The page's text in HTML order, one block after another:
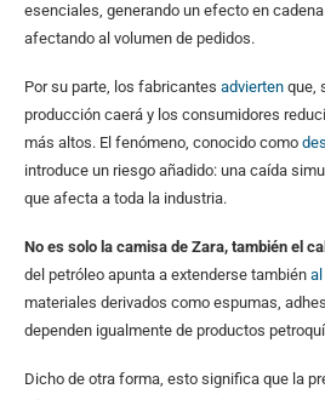
esenciales, generando un efecto en
afectando al volumen de pedidos.
Por su parte, los fabricantes advierten que,
producción caerá y los consumidores
más altos. El fenómeno, conocido como
introduce un riesgo añadido: una caída
que afecta a toda la industria.
No es solo la camisa de Zara, también el
del petróleo apunta a extenderse también
materiales derivados como espumas,
dependen igualmente de productos
Dicho de otra forma, esto significa que la